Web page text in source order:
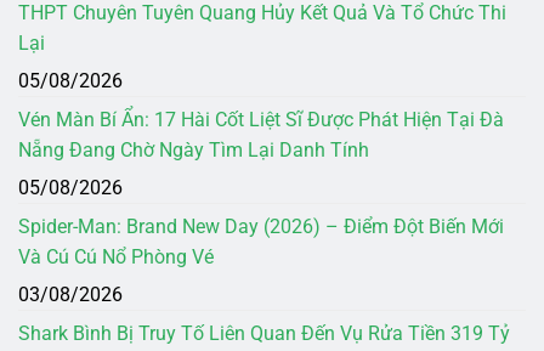
THPT Chuyên Tuyên Quang Hủy Kết Quả Và Tổ Chức Thi
Lại
05/08/2026
Vén Màn Bí Ẩn: 17 Hài Cốt Liệt Sĩ Được Phát Hiện Tại Đà
Nẵng Đang Chờ Ngày Tìm Lại Danh Tính
05/08/2026
Spider-Man: Brand New Day (2026) – Điểm Đột Biến Mới
Và Cú Cú Nổ Phòng Vé
03/08/2026
Shark Bình Bị Truy Tố Liên Quan Đến Vụ Rửa Tiền 319 Tỷ